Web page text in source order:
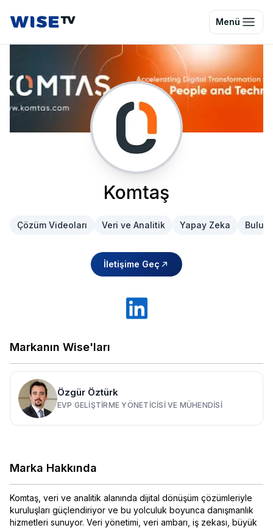
Wise TV Menü
Komtaş
Çözüm Videoları Veri ve Analitik Yapay Zeka Bulut
İletişime Geç
Markanın Wise'ları
Özgür Öztürk
EVP GELIŞTIRME YÖNETICISI VE MÜHENDISI
Marka Hakkında
Komtaş, veri ve analitik alanında dijital dönüşüm çözümleriyle
kuruluşları güçlendiriyor ve bu yolculuk boyunca danışmanlık
hizmetleri sunuyor. Veri yönetimi, veri ambarı, iş zekası, büyük